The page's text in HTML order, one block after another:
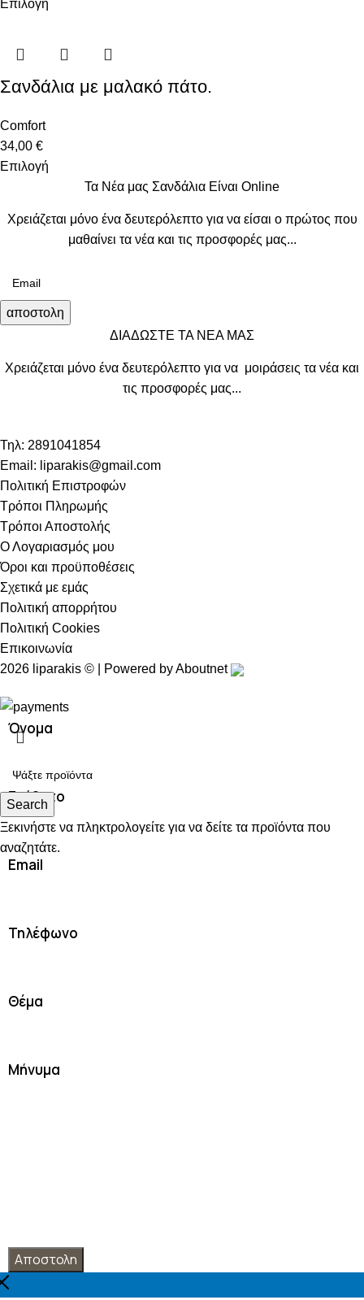
Επιλογή
Σανδάλια με μαλακό πάτο.
Comfort
34,00 €
Επιλογή
Τα Νέα μας Σανδάλια Είναι Online
Χρειάζεται μόνο ένα δευτερόλεπτο για να είσαι ο πρώτος που
μαθαίνει τα νέα και τις προσφορές μας...
αποστολη
ΔΙΑΔΩΣΤΕ ΤΑ ΝΕΑ ΜΑΣ
Χρειάζεται μόνο ένα δευτερόλεπτο για να μοιράσεις τα νέα και
τις προσφορές μας...
Τηλ: 2891041854
Email: liparakis@gmail.com
Πολιτική Επιστροφών
Τρόποι Πληρωμής
Τρόποι Αποστολής
Ο Λογαριασμός μου
Όροι και προϋποθέσεις
Σχετικά με εμάς
Πολιτική απορρήτου
Πολιτική Cookies
Επικοινωνία
2026 liparakis © | Powered byAboutnet
Search
Ξεκινήστε να πληκτρολογείτε για να δείτε τα προϊόντα που
αναζητάτε.
Όνομα
Επίθετο
Email
Τηλέφωνο
Θέμα
Μήνυμα
Αποστολη